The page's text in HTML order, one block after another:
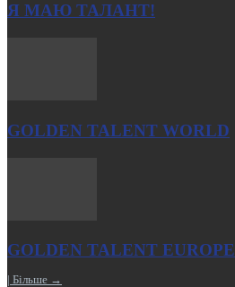
Я МАЮ ТАЛАНТ!
GOLDEN TALENT WORLD
GOLDEN TALENT EUROPE
| Більше →